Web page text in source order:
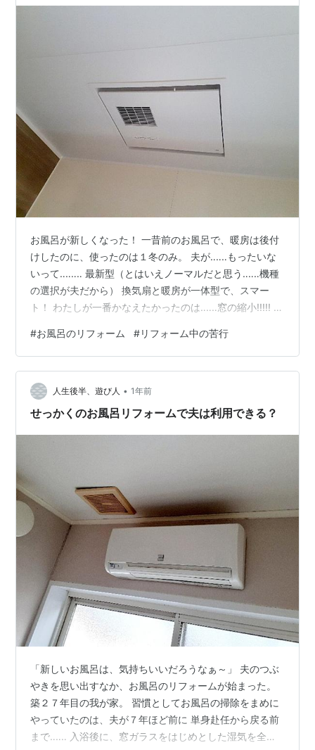
お風呂が新しくなった！ 一昔前のお風呂で、暖房は後付
けしたのに、使ったのは１冬のみ。 夫が‥‥‥もったいな
いって‥‥‥‥ 最新型（とはいえノーマルだと思う‥‥‥機種
の選択が夫だから） 換気扇と暖房が一体型で、スマー
ト！ わたしが一番かなえたかったのは‥‥‥窓の縮小!!!!! 良
ら トリプル！‥‥‥(*´艸`*)‥‥かなり、黒カビを防ぐこと
ができる。 断熱効果バツグン！ その分、明かりが乏しい
し、この窓からの涼しかった風も乏しくなった（笑） か
なり嬉しいはずが、すっかり疲れ切ったわたしがいる。
多分、気を使い過ぎたっていうのか？ トイレ問題が…
#お風呂のリフォーム #リフォーム中の苦行
人生後半、遊び人 • 1年前
せっかくのお風呂リフォームで夫は利用できる？
「新しいお風呂は、気持ちいいだろうなぁ～」 夫のつぶ
やきを思い出すなか、お風呂のリフォームが始まった。
築２７年目の我が家。 習慣としてお風呂の掃除をまめに
やっていたのは、夫が７年ほど前に 単身赴任から戻る前
まで‥‥‥ 入浴後に、窓ガラスをはじめとした湿気を全て